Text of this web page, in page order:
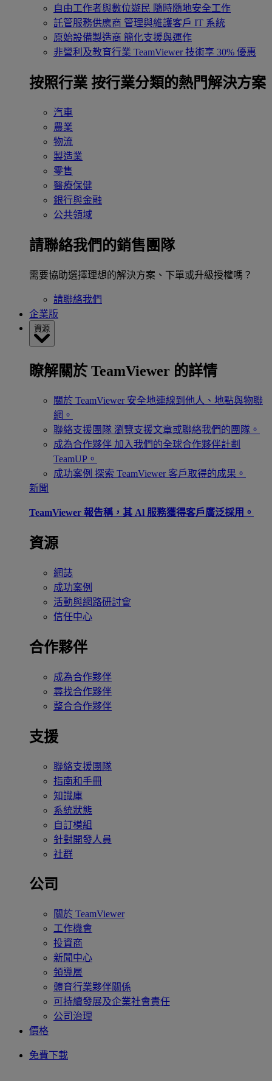
自由工作者與數位遊民 隨時隨地安全工作
託管服務供應商 管理與維護客戶 IT 系統
原始設備製造商 簡化支援與運作
非營利及教育行業 TeamViewer 技術享 30% 優惠
按照行業 按行業分類的熱門解決方案
汽車
農業
物流
製造業
零售
醫療保健
銀行與金融
公共領域
請聯絡我們的銷售團隊
需要協助選擇理想的解決方案、下單或升級授權嗎？
請聯絡我們
企業版
資源
瞭解關於 TeamViewer 的詳情
關於 TeamViewer 安全地連線到他人、地點與物聯
網。
聯絡支援團隊 瀏覽支援文章或聯絡我們的團隊。
成為合作夥伴 加入我們的全球合作夥伴計劃
TeamUP。
成功案例 探索 TeamViewer 客戶取得的成果。
新聞
TeamViewer 報告稱，其 Al 服務獲得客戶廣泛採用。
資源
網誌
成功案例
活動與網路研討會
信任中心
合作夥伴
成為合作夥伴
尋找合作夥伴
整合合作夥伴
支援
聯絡支援團隊
指南和手冊
知識庫
系統狀態
自訂模組
針對開發人員
社群
公司
關於 TeamViewer
工作機會
投資商
新聞中心
領導層
體育行業夥伴關係
可持續發展及企業社會責任
公司治理
價格
免費下載